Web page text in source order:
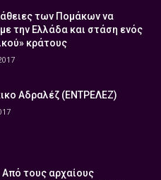
των Πομάκων να
την Ελλάδα και στάση ενός
κράτους
Αδραλέζ (ΕΝΤΡΕΛΕΖ)
Από τους αρχαίους